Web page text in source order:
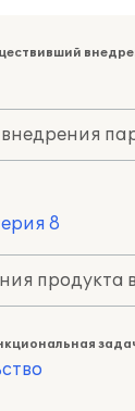
8
продукта